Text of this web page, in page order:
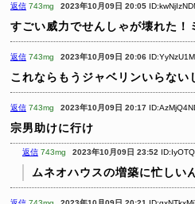
返信 743mg 2023年10月09日 20:05
すごい威力でせんしゃが壊れた！
返信 743mg 2023年10月09日 20:06
これならもうジャベリンいらない
返信 743mg 2023年10月09日 20:17
宗男助けに行け
返信 743mg 2023年10月09日 23:52
ムネオハウスの増築に忙しい